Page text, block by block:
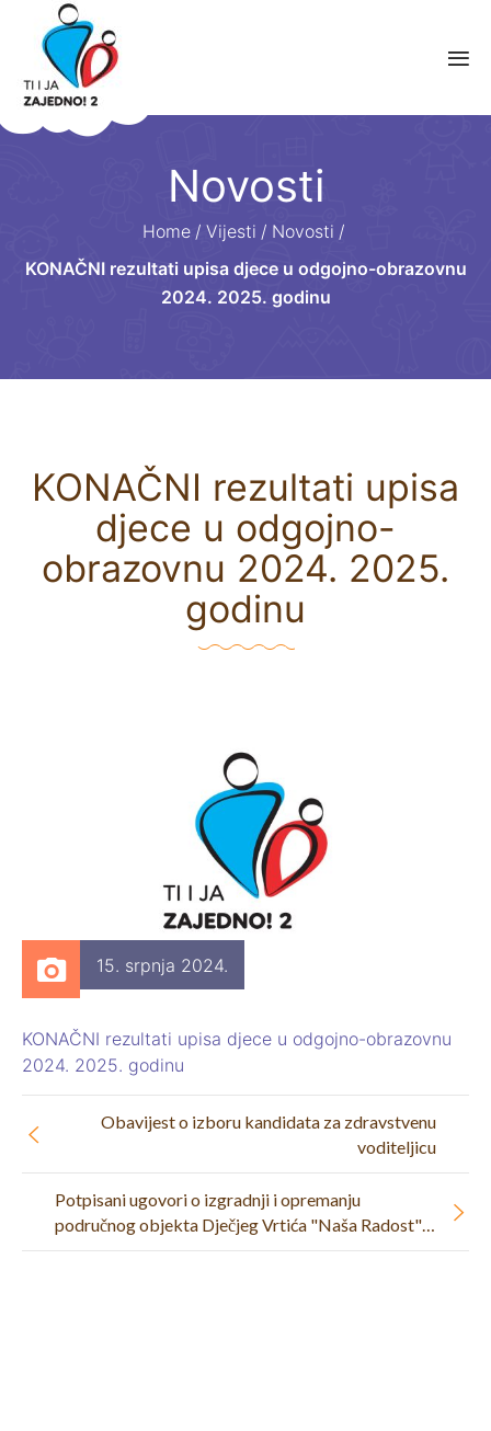
Novosti
Home / Vijesti / Novosti /
KONAČNI rezultati upisa djece u odgojno-obrazovnu
2024. 2025. godinu
KONAČNI rezultati upisa
djece u odgojno-
obrazovnu 2024. 2025.
godinu
15. srpnja 2024.
KONAČNI rezultati upisa djece u odgojno-obrazovnu
2024. 2025. godinu
Potpisani ugovori o izgradnji i opremanju
područnog objekta Dječjeg Vrtića "Naša Radost" u
Pregradi
Obavijest o izboru kandidata za zdravstvenu
voditeljicu